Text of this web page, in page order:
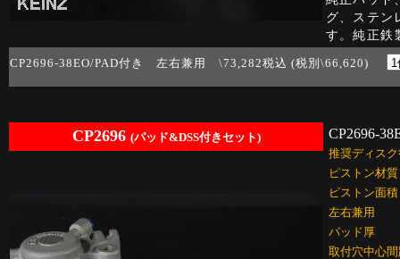
グ、ステン
す。純正鉄
CP2696-38EO/PAD付き 左右兼用 \73,282税込 (税別\66,620)
CP2696 (パッド&DSS付きセット) CP2696-
推奨ディス
ピストン材質
ピストン面積
左右兼用
パッド厚
取付穴中心